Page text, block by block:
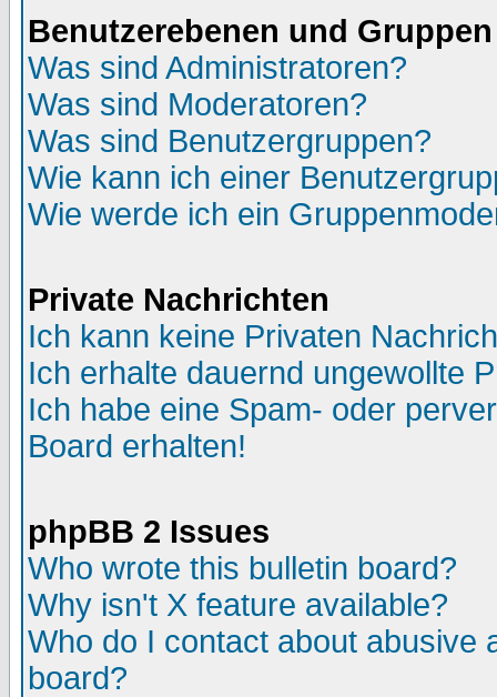
Benutzerebenen und Gruppen
Was sind Administratoren?
Was sind Moderatoren?
Was sind Benutzergruppen?
Wie kann ich einer
Wie werde ich ein
Private Nachrichten
Ich kann keine Privaten
Ich erhalte dauernd ungewollte
Ich habe eine Spam- oder
Board erhalten!
phpBB 2 Issues
Who wrote this bulletin board?
Why isn't X feature available?
Who do I contact about abusive
board?